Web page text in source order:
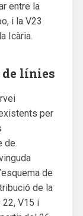
entre la
i la V23
Icària.
línies
per
de
de
de la
V15 i